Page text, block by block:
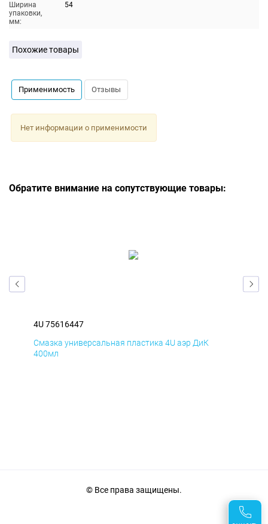
Ширина
упаковки,
мм:
54
Похожие товары
Применимость Отзывы
Нет информации о применимости
Обратите внимание на сопутствующие товары:
4U 75616447
Смазка универсальная пластика 4U аэр ДиК
400мл
© Все права защищены.